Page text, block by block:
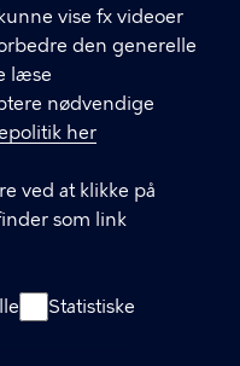
vise fx videoer
den generelle
læse
nødvendige
her
ved at klikke på
som link
Statistiske